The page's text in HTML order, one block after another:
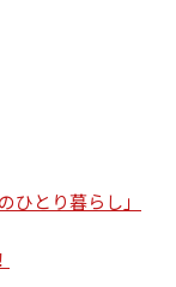
とり暮らし」